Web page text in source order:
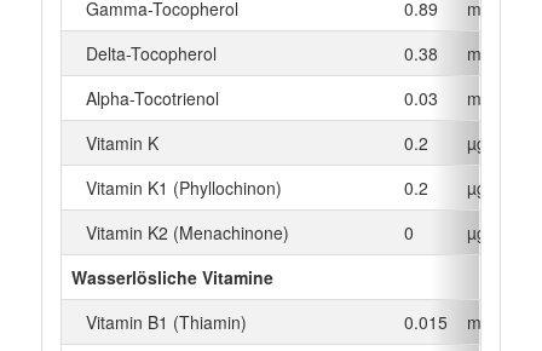
Gamma-Tocopherol
0.89
mg
Delta-Tocopherol
0.38
mg
Alpha-Tocotrienol
0.03
mg
Vitamin K
0.2
µg
Vitamin K1 (Phyllochinon)
0.2
µg
Vitamin K2 (Menachinone)
0
µg
Wasserlösliche Vitamine
Vitamin B1 (Thiamin)
0.015
mg